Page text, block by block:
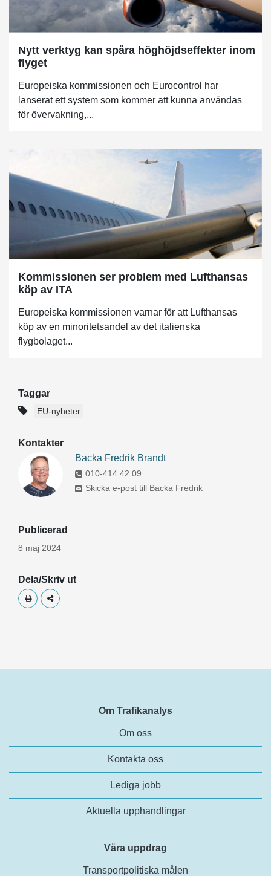
Nytt verktyg kan spåra höghöjdseffekter inom
flyget
Europeiska kommissionen och Eurocontrol har
lanserat ett system som kommer att kunna användas
för övervakning,...
Kommissionen ser problem med Lufthansas
köp av ITA
Europeiska kommissionen varnar för att Lufthansas
köp av en minoritetsandel av det italienska
flygbolaget...
Taggar
EU-nyheter
Kontakter
Backa Fredrik Brandt
010-414 42 09
Skicka e-post till Backa Fredrik
Publicerad
8 maj 2024
Dela/Skriv ut
Skriv utDela
Om Trafikanalys
Om oss
Kontakta oss
Lediga jobb
Aktuella upphandlingar
Våra uppdrag
Transportpolitiska målen